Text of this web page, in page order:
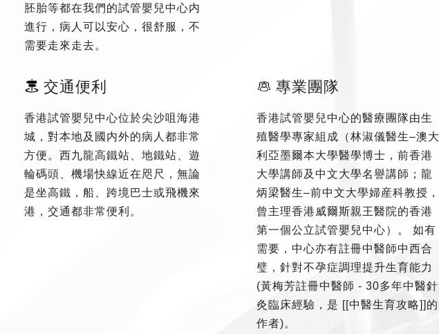
胚胎等都在我們的試管嬰兒中心内
進行，病人可以安心，很舒服，不
需要走來走去。
交通便利
香港試管嬰兒中心位於尖沙咀海港
城，對本地及國内外的病人都非常
方便。西九龍高鐵站、地鐵站、遊
輪碼頭、機場快線近在咫尺，無論
是坐高鐵，船、跨境巴士或飛機來
港，交通都非常便利。
專業團隊
香港試管嬰兒中心的醫療團隊由生
殖醫學專家組成（林淑儀醫生–澳大
利亞墨爾本大學醫學博士，前香港
大學講師及中文大學名譽講師；龍
炳梁醫生–前中文大學婦産科教授，
曾主理香港威爾斯親王醫院的香港
第一個公立試管嬰兒中心）。 如有
需要，中心亦有註冊中醫師中西合
璧，針對不孕症調理提升生育能力
(黃梅芳註冊中醫師 - 30多年中醫針
灸臨床經驗，是 [[中醫生育攻略]]的
作者)。